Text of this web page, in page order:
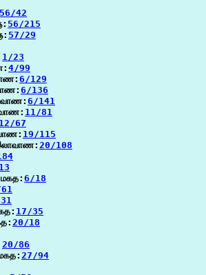
56/42
56/215
57/29
1/23
4/99
6/129
6/136
6/141
11/81
12/67
19/115
20/108
6/18
17/35
20/18
20/86
27/94